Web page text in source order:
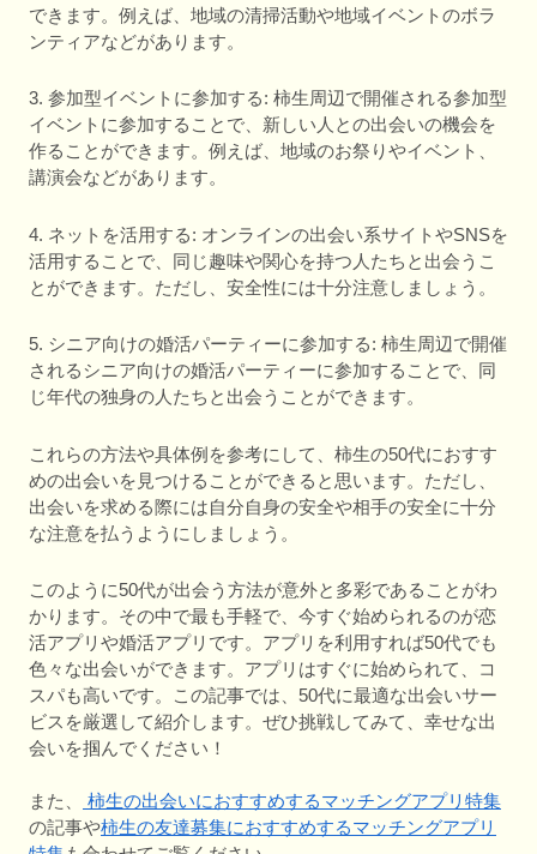
できます。例えば、地域の清掃活動や地域イベントのボラ
ンティアなどがあります。
3. 参加型イベントに参加する: 柿生周辺で開催される参加型
イベントに参加することで、新しい人との出会いの機会を
作ることができます。例えば、地域のお祭りやイベント、
講演会などがあります。
4. ネットを活用する: オンラインの出会い系サイトやSNSを
活用することで、同じ趣味や関心を持つ人たちと出会うこ
とができます。ただし、安全性には十分注意しましょう。
5. シニア向けの婚活パーティーに参加する: 柿生周辺で開催
されるシニア向けの婚活パーティーに参加することで、同
じ年代の独身の人たちと出会うことができます。
これらの方法や具体例を参考にして、柿生の50代におすす
めの出会いを見つけることができると思います。ただし、
出会いを求める際には自分自身の安全や相手の安全に十分
な注意を払うようにしましょう。
このように50代が出会う方法が意外と多彩であることがわ
かります。その中で最も手軽で、今すぐ始められるのが恋
活アプリや婚活アプリです。アプリを利用すれば50代でも
色々な出会いができます。アプリはすぐに始められて、コ
スパも高いです。この記事では、50代に最適な出会いサー
ビスを厳選して紹介します。ぜひ挑戦してみて、幸せな出
会いを掴んでください！
また、
柿生の出会いにおすすめするマッチングアプリ特集
の記事や柿生の友達募集におすすめするマッチングアプリ